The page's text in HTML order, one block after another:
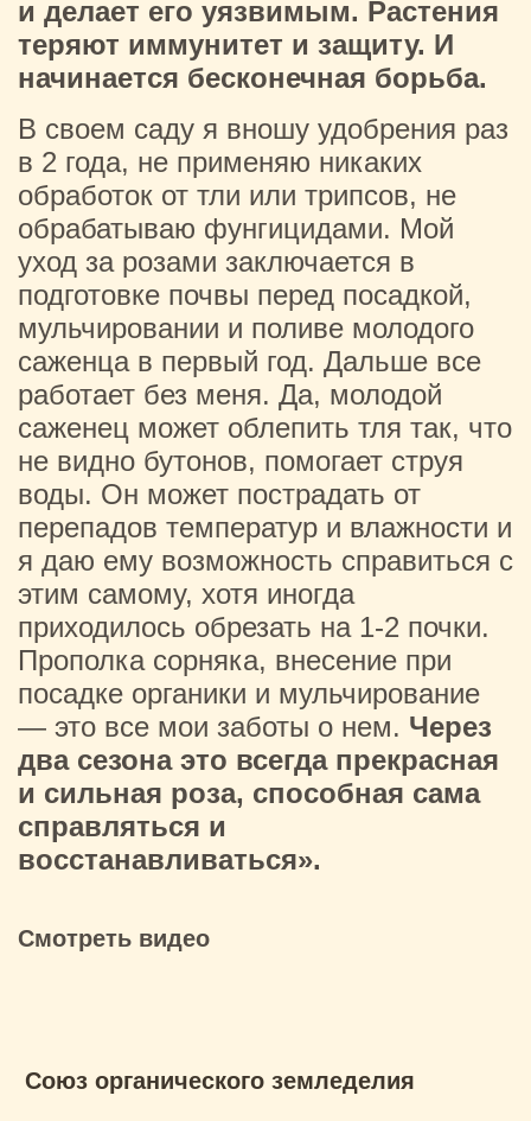
и делает его уязвимым. Растения
теряют иммунитет и защиту. И
начинается бесконечная борьба.
В своем саду я вношу удобрения раз
в 2 года, не применяю никаких
обработок от тли или трипсов, не
обрабатываю фунгицидами. Мой
уход за розами заключается в
подготовке почвы перед посадкой,
мульчировании и поливе молодого
саженца в первый год. Дальше все
работает без меня. Да, молодой
саженец может облепить тля так, что
не видно бутонов, помогает струя
воды. Он может пострадать от
перепадов температур и влажности и
я даю ему возможность справиться с
этим самому, хотя иногда
приходилось обрезать на 1-2 почки.
Прополка сорняка, внесение при
посадке органики и мульчирование
— это все мои заботы о нем. Через
два сезона это всегда прекрасная
и сильная роза, способная сама
справляться и
восстанавливаться».
Смотреть видео
Союз органического земледелия